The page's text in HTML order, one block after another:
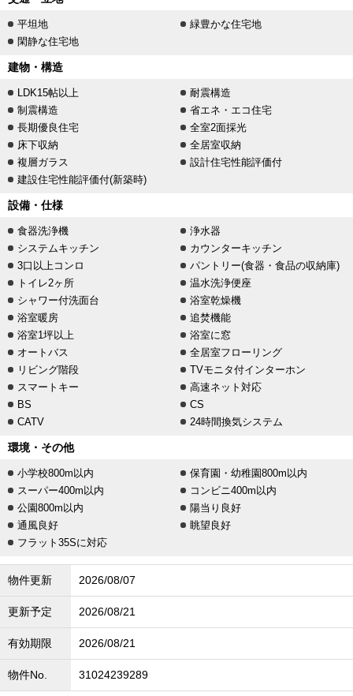
平坦地
緑豊かな住宅地
閑静な住宅地
建物・構造
LDK15帖以上
耐震構造
制震構造
省エネ・エコ住宅
長期優良住宅
全室2面採光
床下収納
全居室収納
複層ガラス
設計住宅性能評価付
建設住宅性能評価付(新築時)
設備・仕様
食器洗浄機
浄水器
システムキッチン
カウンターキッチン
3口以上コンロ
パントリー(食器・食品の収納庫)
トイレ2ヶ所
温水洗浄便座
シャワー付洗面台
浴室乾燥機
浴室暖房
追焚機能
浴室1坪以上
浴室に窓
オートバス
全居室フローリング
リビング階段
TVモニタ付インターホン
スマートキー
高速ネット対応
BS
CS
CATV
24時間換気システム
環境・その他
小学校800m以内
保育園・幼稚園800m以内
スーパー400m以内
コンビニ400m以内
公園800m以内
陽当り良好
通風良好
眺望良好
フラット35Sに対応
物件更新 2026/08/07
更新予定 2026/08/21
有効期限 2026/08/21
物件No. 31024239289